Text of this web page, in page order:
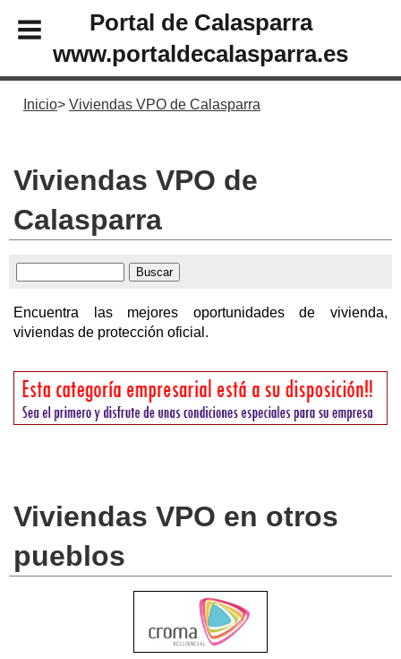
Portal de Calasparra
www.portaldecalasparra.es
Inicio Viviendas VPO de Calasparra
Viviendas VPO de
Calasparra
Encuentra las mejores oportunidades de vivienda,
viviendas de protección oficial.
Viviendas VPO en otros
pueblos